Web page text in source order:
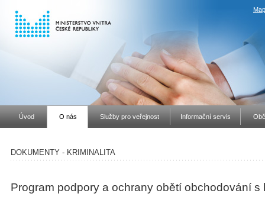
Úvod O nás Služby pro veřejnost Informační servis
DOKUMENTY - KRIMINALITA
Program podpory a ochrany obětí obchodování s